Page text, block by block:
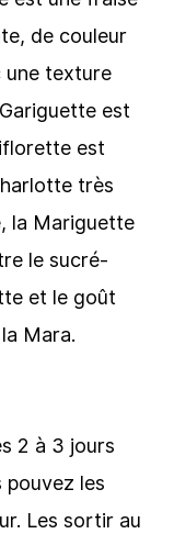
de couleur
une texture
est
est
très
la Mariguette
le sucré-
et le goût
Mara.
2 à 3 jours
pouvez les
Les sortir au